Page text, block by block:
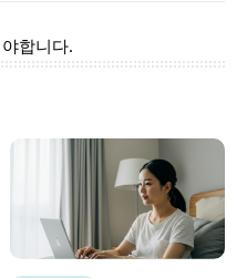
합니다.